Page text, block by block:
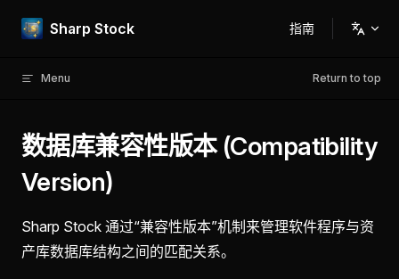
Skip to content
Sharp Stock
Main Navigation
指南
Menu Return to top
数据库兼容性版本 (Compatibility
Version)
Sharp Stock 通过“兼容性版本”机制来管理软件程序与资
产库数据库结构之间的匹配关系。